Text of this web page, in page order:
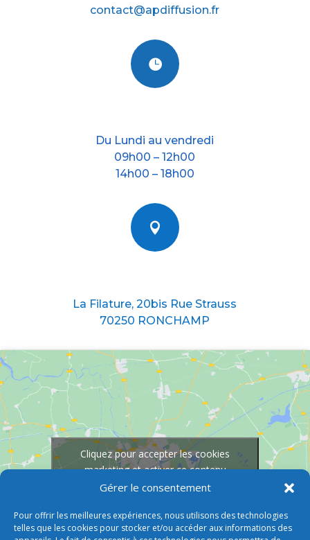
Gérer le consentement
Pour offrir les meilleures expériences, nous utilisons des technologies
telles que les cookies pour stocker et/ou accéder aux informations des
contact@apdiffusion.fr

Du Lundi au vendredi
09h00 – 12h00
14h00 – 18h00

La Filature, 20bis Rue Strauss
70250 RONCHAMP
Cliquez pour accepter les cookies
marketing et activer ce contenu